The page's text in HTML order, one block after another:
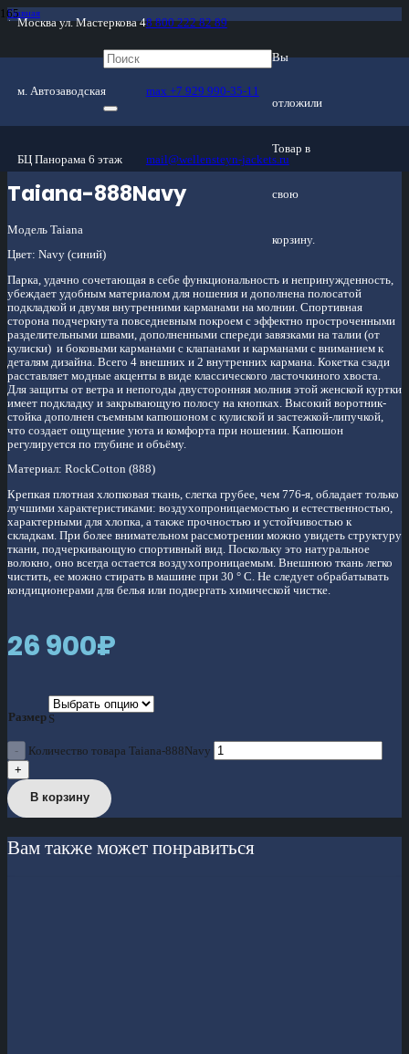
Москва ул. Мастеркова 4
м. Автозаводская
БЦ Панорама 6 этаж
8 800 222 82 89
max +7 929 990-35-11
mail@wellensteyn-jackets.ru
Вы
отложили
Товар в
свою
корзину.
Главная
/
Женские куртки
Taiana-888Navy
Модель Taiana
Цвет: Navy (синий)
Парка, удачно сочетающая в себе функциональность и непринужденность,
убеждает удобным материалом для ношения и дополнена полосатой
подкладкой и двумя внутренними карманами на молнии. Спортивная
сторона подчеркнута повседневным покроем с эффектно простроченными
разделительными швами, дополненными спереди завязками на талии (от
кулиски) и боковыми карманами с клапанами и карманами с вниманием к
деталям дизайна. Всего 4 внешних и 2 внутренних кармана. Кокетка сзади
расставляет модные акценты в виде классического ласточкиного хвоста.
Для защиты от ветра и непогоды двусторонняя молния этой женской куртки
имеет подкладку и закрывающую полосу на кнопках. Высокий воротник-
стойка дополнен съемным капюшоном с кулиской и застежкой-липучкой,
что создает ощущение уюта и комфорта при ношении. Капюшон
регулируется по глубине и объёму.
Материал: RockCotton (888)
Крепкая плотная хлопковая ткань, слегка грубее, чем 776-я, обладает только
лучшими характеристиками: воздухопроницаемостью и естественностью,
характерными для хлопка, а также прочностью и устойчивостью к
складкам. При более внимательном рассмотрении можно увидеть структуру
ткани, подчеркивающую спортивный вид. Поскольку это натуральное
волокно, оно всегда остается воздухопроницаемым. Внешнюю ткань легко
чистить, ее можно стирать в машине при 30 ° C. Не следует обрабатывать
кондиционерами для белья или подвергать химической чистке.
26 900₽
Размер S
Количество товара Taiana-888Navy
В корзину
Вам также может понравиться